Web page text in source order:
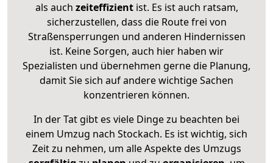
als auch zeiteffizientist. Es ist auch ratsam,
sicherzustellen, dass die Route frei von
Straßensperrungen und anderen Hindernissen
ist. Keine Sorgen, auch hier haben wir
Spezialisten und übernehmen gerne die Planung,
damit Sie sich auf andere wichtige Sachen
konzentrieren können.
In der Tat gibt es viele Dinge zu beachten bei
einem Umzug nach Stockach. Es ist wichtig, sich
Zeit zu nehmen, um alle Aspekte des Umzugs